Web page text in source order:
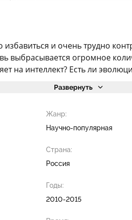
и очень трудно
выбрасывается огромное
на интеллект? Есть ли
Развернуть
Жанр:
Научно-популярная
Страна:
Россия
Годы:
2010-2015